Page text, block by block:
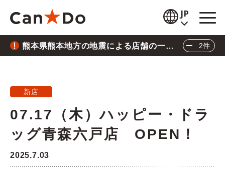
JP
閲覧補助
商品情報
熊本県熊本地方の地震による店舗の一時
休業について
2件
熊本県熊本地方の地震による店舗の一時休業に
重要
三陸沖地震の影響による店舗の臨時休業につい
て
閉じる
新店
07.17（木）ハッピー・ドラ
ッグ青森六戸店 OPEN！
2025.7.03